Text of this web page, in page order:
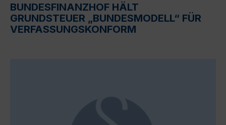
BUNDESFINANZHOF HÄLT
GRUNDSTEUER „BUNDESMODELL“ FÜR
VERFASSUNGSKONFORM